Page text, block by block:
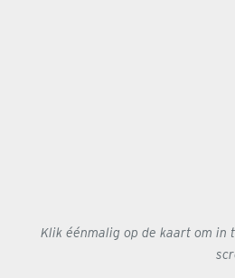
Klik éénmalig op de kaart om in